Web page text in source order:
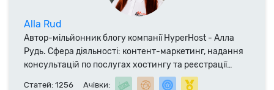
Alla Rud
Автор-мільйонник блогу компанії HyperHost - Алла
Рудь. Сфера діяльності: контент-маркетинг, надання
консультацій по послугах хостингу та реєстрації
доменних імен. Фахівець компанії HyperHost.UA з
Статей: 1256 Ачівки: